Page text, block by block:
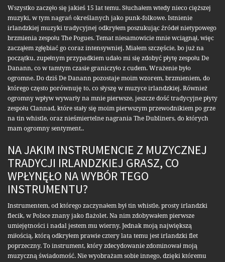
Wszystko zaczęło się jakieś 15 lat temu. Słuchałem wtedy nieco cięższej
muzyki, w tym nagrań określanych jako punk-folkowe. Istnienie
irlandzkiej muzyki tradycyjnej odkryłem poszukując źródeł nietypowego
brzmienia zespołu The Pogues. Temat niesamowicie mnie wciągnął, więc
zacząłem zgłębiać go coraz intensywniej. Miałem szczęście, bo już na
początku, zupełnym przypadkiem udało mi się zdobyć płytę zespołu De
Danann, co w tamtym czasie graniczyło z cudem. Wrażenie było
ogromne. Do dziś De Danann pozostaje moim wzorem, brzmieniem, do
którego często porównuję to, co słyszę w muzyce irlandzkiej. Również
ogromny wpływ wywarły na mnie pierwsze, jeszcze dość tradycyjne płyty
zespołu Clannad, które stały się moim pierwszym przewodnikiem po grze
na tin whistle, oraz nieśmiertelne nagrania The Dubliners, do których
mam ogromny sentyment..
NA JAKIM INSTRUMENCIE Z MUZYCZNEJ
TRADYCJI IRLANDZKIEJ GRASZ, CO
WPŁYNĘŁO NA WYBÓR TEGO
INSTRUMENTU?
Instrumentem, od którego zaczynałem był tin whistle, prosty irlandzki
flecik, w Polsce znany jako flażolet. Na nim zdobywałem pierwsze
umiejętności i nadal jestem mu wierny. Jednak moją największą
miłością, którą odkryłem prawie cztery lata temu jest irlandzki flet
poprzeczny. To instrument, który zdecydowanie zdominował moją
muzyczną świadomość. Nie wyobrażam sobie innego, dzięki któremu